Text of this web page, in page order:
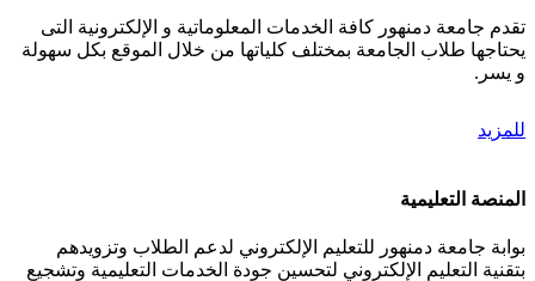
تقدم جامعة دمنهور كافة الخدمات المعلوماتية و الإلكترونية التى
يحتاجها طلاب الجامعة بمختلف كلياتها من خلال الموقع بكل سهولة
و يسر.
للمزيد
المنصة التعليمية
بوابة جامعة دمنهور للتعليم الإلكتروني لدعم الطلاب وتزويدهم
بتقنية التعليم الإلكتروني لتحسين جودة الخدمات التعليمية وتشجيع